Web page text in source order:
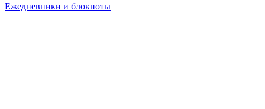
Ежедневники и блокноты